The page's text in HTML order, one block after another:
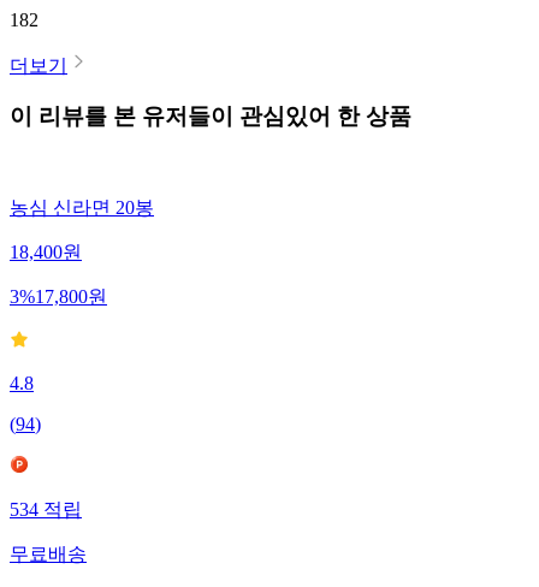
182
더보기
이 리뷰를 본 유저들이 관심있어 한 상품
농심 신라면 20봉
18,400원
3%17,800원
4.8
(94)
534 적립
무료배송